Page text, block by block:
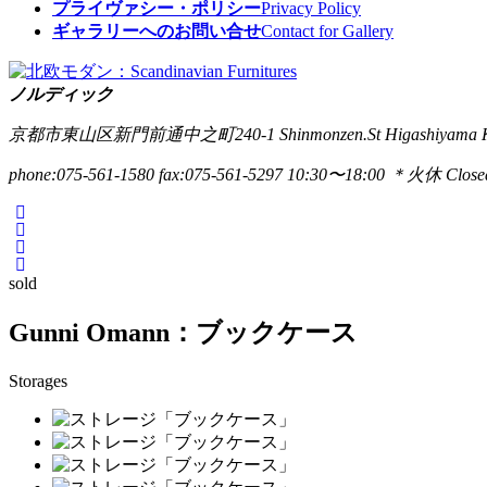
プライヴァシー・ポリシーPrivacy Policy
ギャラリーへのお問い合せContact for Gallery
ノルディック
京都市東山区新門前通中之町240-1 Shinmonzen.St Higashiyama
phone:075-561-1580 fax:075-561-5297 10:30〜18:00 ＊火休
sold
Gunni Omann：ブックケース
Storages